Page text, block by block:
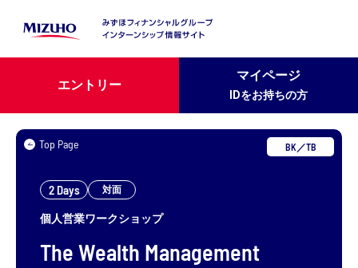
エントリー
マイページ
IDをお持ちの方
Top Page BK／TB
2 Days 対面
個人営業ワークショップ
The Wealth Management